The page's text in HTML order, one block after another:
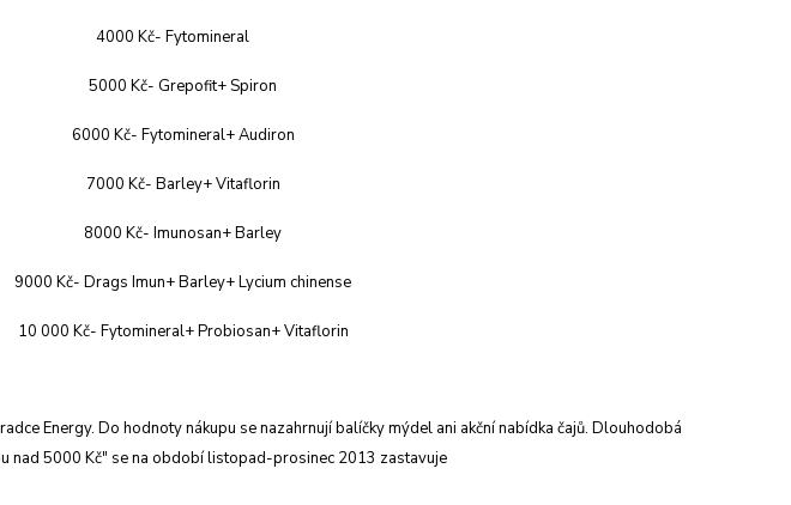
4000 Kč- Fytomineral
5000 Kč- Grepofit+ Spiron
6000 Kč- Fytomineral+ Audiron
7000 Kč- Barley+ Vitaflorin
8000 Kč- Imunosan+ Barley
9000 Kč- Drags Imun+ Barley+ Lycium chinense
10 000 Kč- Fytomineral+ Probiosan+ Vitaflorin
Energy. Do hodnoty nákupu se nazahrnují balíčky mýdel ani akční nabídka čajů. Dlouhodobá
nad 5000 Kč" se na období listopad-prosinec 2013 zastavuje